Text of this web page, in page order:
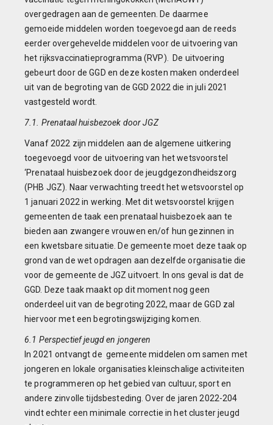
overgedragen aan de gemeenten. De daarmee
gemoeide middelen worden toegevoegd aan de reeds
eerder overgehevelde middelen voor de uitvoering van
het rijksvaccinatieprogramma (RVP). De uitvoering
gebeurt door de GGD en deze kosten maken onderdeel
uit van de begroting van de GGD 2022 die in juli 2021
vastgesteld wordt.
7.1. Prenataal huisbezoek door JGZ
Vanaf 2022 zijn middelen aan de algemene uitkering
toegevoegd voor de uitvoering van het wetsvoorstel
‘Prenataal huisbezoek door de jeugdgezondheidszorg
(PHB JGZ). Naar verwachting treedt het wetsvoorstel op
1 januari 2022 in werking. Met dit wetsvoorstel krijgen
gemeenten de taak een prenataal huisbezoek aan te
bieden aan zwangere vrouwen en/of hun gezinnen in
een kwetsbare situatie. De gemeente moet deze taak op
grond van de wet opdragen aan dezelfde organisatie die
voor de gemeente de JGZ uitvoert. In ons geval is dat de
GGD. Deze taak maakt op dit moment nog geen
onderdeel uit van de begroting 2022, maar de GGD zal
hiervoor met een begrotingswijziging komen.
6.1 Perspectief jeugd en jongeren
In 2021 ontvangt de gemeente middelen om samen met
jongeren en lokale organisaties kleinschalige activiteiten
te programmeren op het gebied van cultuur, sport en
andere zinvolle tijdsbesteding. Over de jaren 2022-204
vindt echter een minimale correctie in het cluster jeugd